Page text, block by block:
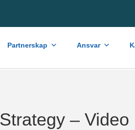
Partnerskap Ansvar
Strategy – Video